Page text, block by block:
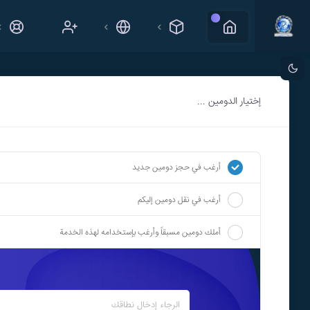
جديد
إختيار الدومين ...
أرغب في حجز دومين جديد
أرغب في نقل دومين إليكم
أملك دومين مسبقاً وأرغب بإستخدامه لهذه الخدمة